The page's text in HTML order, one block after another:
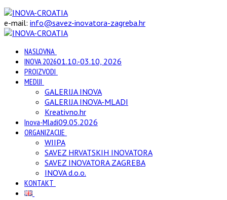
e-mail: info@savez-inovatora-zagreba.hr
NASLOVNA
INOVA 202601.10.-03.10, 2026
PROIZVODI
MEDIJI
GALERIJA INOVA
GALERIJA INOVA-MLADI
Kreativno.hr
Inova-Mladi09.05.2026
ORGANIZACIJE
WIIPA
SAVEZ HRVATSKIH INOVATORA
SAVEZ INOVATORA ZAGREBA
INOVA d.o.o.
KONTAKT